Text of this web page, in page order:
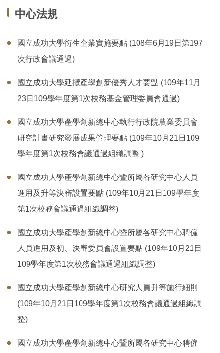
企業共研中心
研發技術推薦
計畫申辦
加速器
數位課程
醫療聯盟
淨零碳排
法規規章
中心法規
國立成功大學衍生企業實施要點 (108年6月19日第197
次行政會議通過)
國立成功大學延攬產學創新優秀人才要點 (109年11月
23日109學年度第1次校務基金管理委員會通過)
國立成功大學產學創新總中心執行行政院農業委員會
研究計畫研究發展成果管理要點 (109年10月21日109
學年度第1次校務會議通過組織調整 )
國立成功大學產學創新總中心暨所屬各研究中心人員
進用及升等決審設置要點 (109年10月21日109學年度
第1次校務會議通過組織調整)
國立成功大學產學創新總中心暨所屬各研究中心聘僱
人員進用及初、決審委員會設置要點 (109年10月21日
109學年度第1次校務會議通過組織調整)
國立成功大學產學創新總中心研究人員升等施行細則
(109年10月21日109學年度第1次校務會議通過組織調
整)
國立成功大學產學創新總中心暨所屬各研究中心聘僱